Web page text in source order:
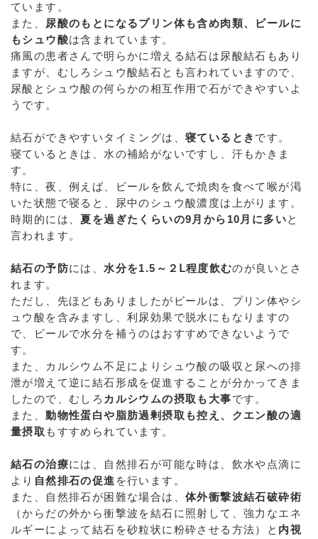
ています。
また、
尿酸のもとになるプリン体も含め肉類、ビールに
もシュウ酸は含まれています。
痛風の患者さんで明らかに増える結石は尿酸結石もあり
ますが、むしろシュウ酸結石とも言われていますので、
尿酸とシュウ酸の何らかの相互作用で石ができやすいよ
うです。
結石ができやすいタイミングは、 寝ているとき です。
寝ているときは、水の補給がないですし、汗もかきま
す。
特に、夜、例えば、ビールを飲んで焼肉を食べて喉が渇
いた状態で寝ると、尿中のシュウ酸濃度は上がります。
時期的には、夏を過ぎたくらいの9月から10月に多いと
言われます。
結石の予防には、 水分を1.5～２Ⅼ程度飲むのが良いとさ
れます。
ただし、先ほどもありましたがビールは、プリン体やシ
ュウ酸を含みますし、利尿効果で脱水にもなりますの
で、ビールで水分を補うのはおすすめできないようで
す。
また、カルシウム不足によりシュウ酸の吸収と尿への排
泄が増えて逆に結石形成を促進することが分かってきま
したので、むしろ カルシウムの摂取も大事です。
また、動物性蛋白や脂肪過剰摂取も控え、クエン酸の適
量摂取 もすすめられています。
結石の治療には、自然排石が可能な時は、飲水や点滴に
より 自然排石の促進 を行います。
また、自然排石が困難な場合は、 体外衝撃波結石破砕術
（からだの外から衝撃波を結石に照射して、強力なエネ
ルギーによって結石を砂粒状に粉砕させる方法）と 内視